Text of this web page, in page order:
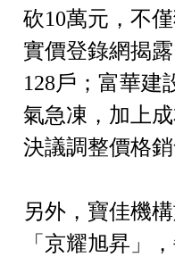
砍10萬元，不
實價登錄網揭
128戶；富華建
氣急凍，加上
決議調整價格銷
另外，寶佳機
「京耀旭昇」